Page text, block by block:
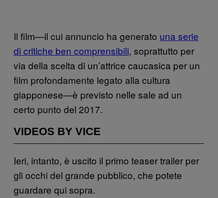
Il film—il cui annuncio ha generato una serie
di critiche ben comprensibili, soprattutto per
via della scelta di un’attrice caucasica per un
film profondamente legato alla cultura
giapponese—è previsto nelle sale ad un
certo punto del 2017.
VIDEOS BY VICE
Ieri, intanto, è uscito il primo teaser trailer per
gli occhi del grande pubblico, che potete
guardare qui sopra.